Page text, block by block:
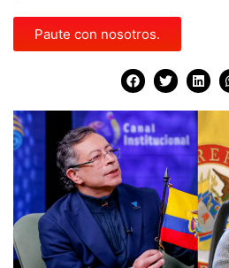
Paute con nosotros.